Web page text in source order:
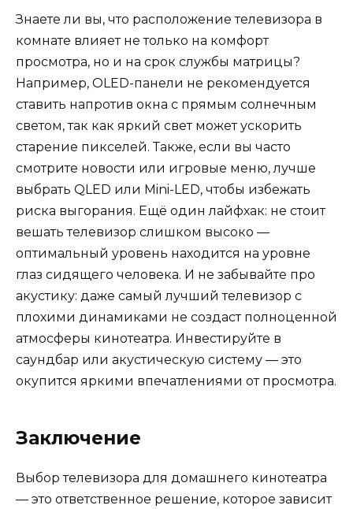
Знаете ли вы, что расположение телевизора в
комнате влияет не только на комфорт
просмотра, но и на срок службы матрицы?
Например, OLED-панели не рекомендуется
ставить напротив окна с прямым солнечным
светом, так как яркий свет может ускорить
старение пикселей. Также, если вы часто
смотрите новости или игровые меню, лучше
выбрать QLED или Mini-LED, чтобы избежать
риска выгорания. Ещё один лайфхак: не стоит
вешать телевизор слишком высоко —
оптимальный уровень находится на уровне
глаз сидящего человека. И не забывайте про
акустику: даже самый лучший телевизор с
плохими динамиками не создаст полноценной
атмосферы кинотеатра. Инвестируйте в
саундбар или акустическую систему — это
окупится яркими впечатлениями от просмотра.
Заключение
Выбор телевизора для домашнего кинотеатра
— это ответственное решение, которое зависит